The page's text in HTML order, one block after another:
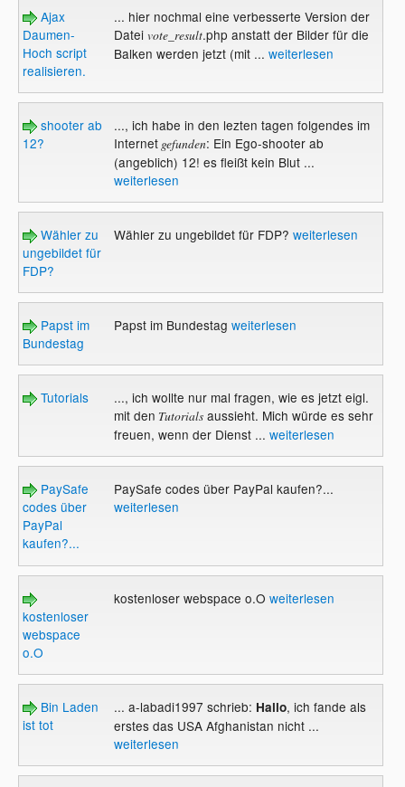
Ajax
Daumen-
Hoch script
realisieren.
... hier nochmal eine verbesserte Version der
Datei vote_result.php anstatt der Bilder für die
Balken werden jetzt (mit ... weiterlesen
shooter ab
12?
..., ich habe in den lezten tagen folgendes im
Internetgefunden: Ein Ego-shooter ab
(angeblich) 12! es fleißt kein Blut ...
weiterlesen
Wähler zu
ungebildet für
FDP?
Wähler zu ungebildet für FDP? weiterlesen
Papst im
Bundestag
Papst im Bundestag weiterlesen
Tutorials
..., ich wollte nur mal fragen, wie es jetzt eigl.
mit den Tutorialsaussieht. Mich würde es sehr
freuen, wenn der Dienst ... weiterlesen
PaySafe
codes über
PayPal
kaufen?...
PaySafe codes über PayPal kaufen?...
weiterlesen
kostenloser
webspace
o.O
kostenloser webspace o.O weiterlesen
Bin Laden
ist tot
... a-labadi1997 schrieb: Hallo, ich fande als
erstes das USA Afghanistan nicht ...
weiterlesen